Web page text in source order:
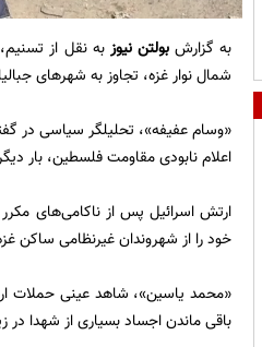
به گزارش بولتن نیوز به نقل از
شمال نوار غزه، تجاوز به شهرهای
«وسام عفیفه»، تحلیلگر سیاسی در
اعلام نابودی مقاومت فلسطین، بار
ارتش اسرائیل پس از ناکامی‌های
خود را از شهروندان غیرنظامی ساکن
«محمد یاسین»، شاهد عینی حملات
باقی ماندن اجساد بسیاری از شهدا در